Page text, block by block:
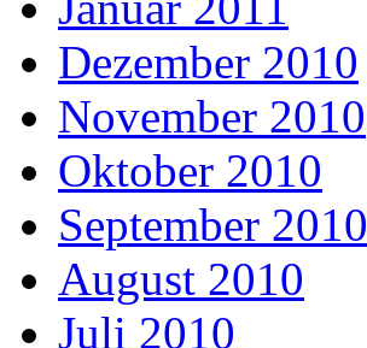
Dezember 2010
November 2010
Oktober 2010
September 2010
August 2010
Juli 2010